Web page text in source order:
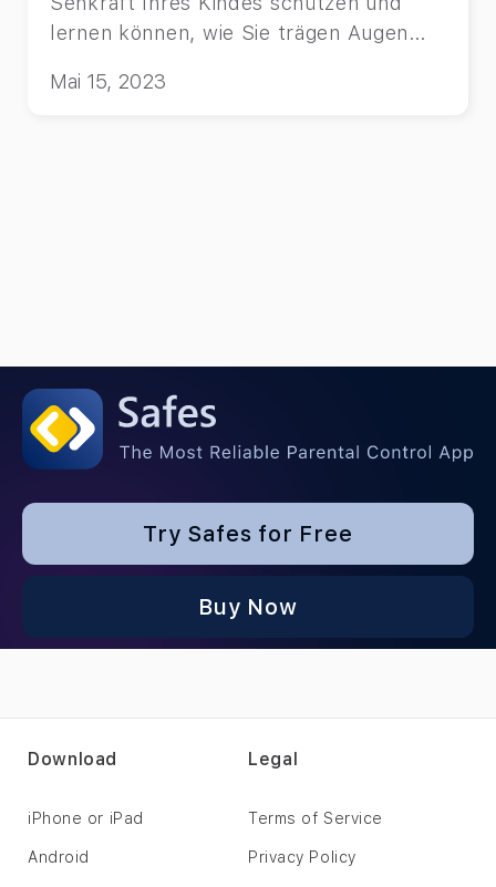
lernen können, wie Sie trägen Augen
Mai 15, 2023
Try Safes for Free
Buy Now
Legal
Terms of Service
Privacy Policy
Download
iPhone or iPad
Android